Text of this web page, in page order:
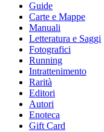
Guide
Carte e Mappe
Manuali
Letteratura e Saggi
Fotografici
Running
Intrattenimento
Rarità
Editori
Autori
Enoteca
Gift Card